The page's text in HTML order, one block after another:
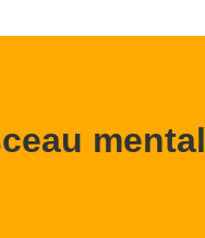
mental